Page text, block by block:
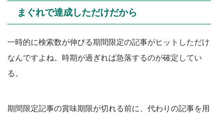
まぐれで達成しただけだから
一時的に検索数が伸びる期間限定の記事がヒットしただけ
なんですよね。時期が過ぎれば急落するのが確定してい
る。
期間限定記事の賞味期限が切れる前に、代わりの記事を用